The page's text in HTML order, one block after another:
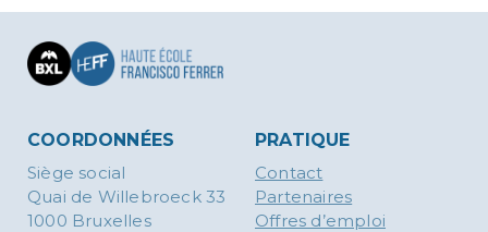
COORDONNÉES
Siège social
Quai de Willebroeck 33
1000 Bruxelles
PRATIQUE
Contact
Partenaires
Offres d’emploi